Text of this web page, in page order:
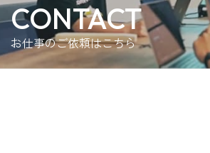
CONTACT
お仕事のご依頼はこちら